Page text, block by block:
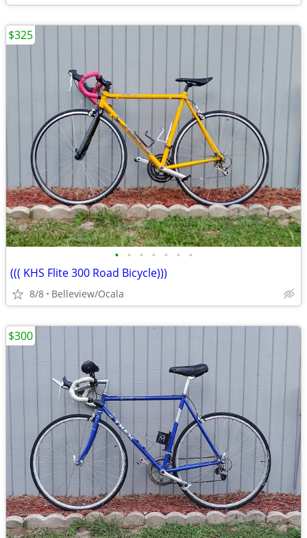
• • • • • • •
((( KHS Flite 300 Road Bicycle)))
8/8 Belleview/Ocala
$325
$300